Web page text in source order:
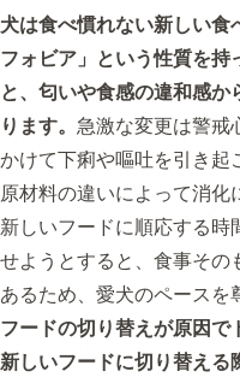
犬は食べ慣れない新しい食
フォビア」という性質を持
と、匂いや食感の違和感
ります。 急激な変更は警戒
かけて下痢や嘔吐を引き起
原材料の違いによって消
新しいフードに順応する時
せようとすると、食事その
あるため、愛犬のペースを
フードの切り替えが原因
新しいフードに切り替える